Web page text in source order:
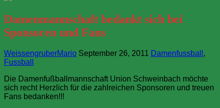
Damenmannschaft bedankt sich bei
Sponsoren und Fans
WeissengruberMario September 26, 2011 Damenfussball ,
Fussball
Die Damenfußballmannschaft Union Schweinbach möchte
sich recht Herzlich für die zahlreichen Sponsoren und treuen
Fans bedanken!!!